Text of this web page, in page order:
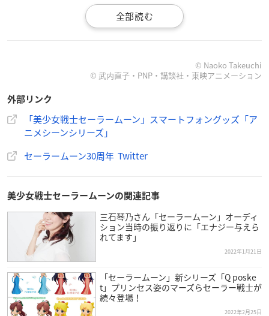
各2,068円
・汎用手帳型スマートフォンカバー
各4,268円
アニメシーンを使用したスマートフォングッズ『アニメシ
ーンシリーズ』が登場します！
twitter.com/vdLD8SEbNt
— セーラームーン30th公式 (@sailormoon30th_)
28, 2022
© Naoko Takeuchi
© 武内直子・PNP・講談社・東映アニメーション
外部リンク
「美少女戦士セーラームーン」スマートフォングッズ「ア
ニメシーンシリーズ」
セーラームーン30周年 Twitter
美少女戦士セーラームーンの関連記事
三石琴乃さん「セーラームーン」オーディ
ション当時の振り返りに「エナジー与えら
れてます」
2022年1月21日
「セーラームーン」新シリーズ「Q poske
t」プリンセス姿のマーズらセーラー戦士が
続々登場！
2022年2月25日